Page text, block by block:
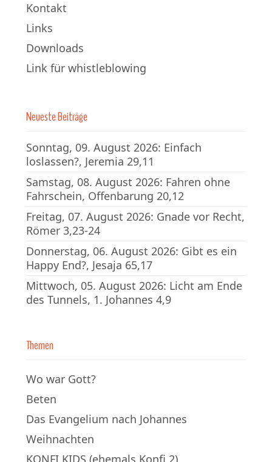
Kontakt
Links
Downloads
Link für whistleblowing
Neueste Beiträge
Sonntag, 09. August 2026: Einfach
loslassen?, Jeremia 29,11
Samstag, 08. August 2026: Fahren ohne
Fahrschein, Offenbarung 20,12
Freitag, 07. August 2026: Gnade vor Recht,
Römer 3,23-24
Donnerstag, 06. August 2026: Gibt es ein
Happy End?, Jesaja 65,17
Mittwoch, 05. August 2026: Licht am Ende
des Tunnels, 1. Johannes 4,9
Themen
Wo war Gott?
Beten
Das Evangelium nach Johannes
Weihnachten
KONFI KIDS (ehemals Konfi 2)